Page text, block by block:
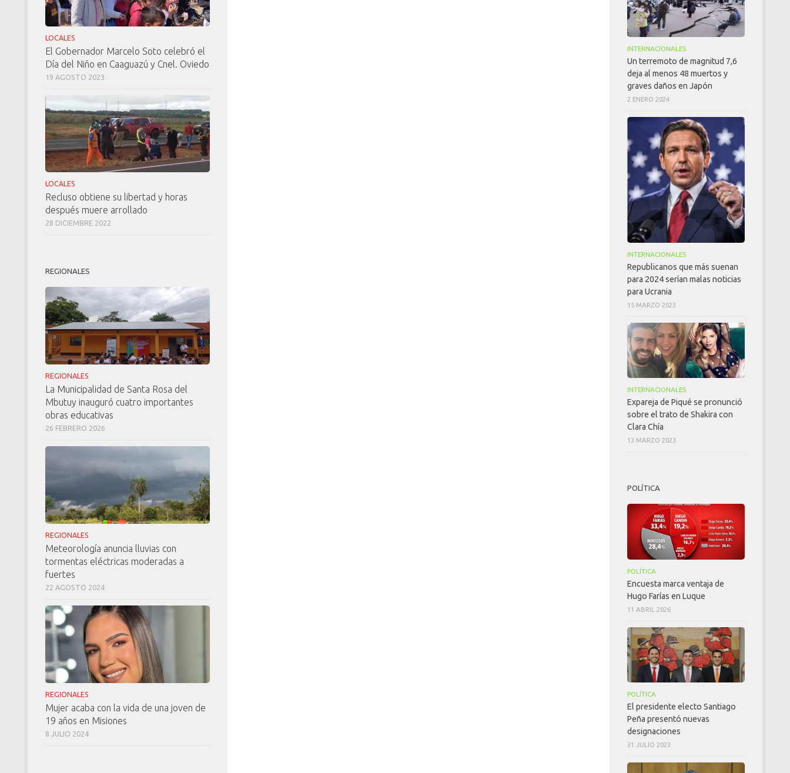
LOCALES
El Gobernador Marcelo Soto celebró el
Día del Niño en Caaguazú y Cnel. Oviedo
19 AGOSTO 2023
LOCALES
Recluso obtiene su libertad y horas
después muere arrollado
28 DICIEMBRE 2022
REGIONALES
REGIONALES
La Municipalidad de Santa Rosa del
Mbutuy inauguró cuatro importantes
obras educativas
26 FEBRERO 2026
REGIONALES
Meteorología anuncia lluvias con
tormentas eléctricas moderadas a
fuertes
22 AGOSTO 2024
REGIONALES
Mujer acaba con la vida de una joven de
19 años en Misiones
8 JULIO 2024
INTERNACIONALES
Un terremoto de magnitud 7,6
deja al menos 48 muertos y
graves daños en Japón
2 ENERO 2024
INTERNACIONALES
Republicanos que más suenan
para 2024 serían malas noticias
para Ucrania
15 MARZO 2023
INTERNACIONALES
Expareja de Piqué se pronunció
sobre el trato de Shakira con
Clara Chía
13 MARZO 2023
POLÍTICA
POLÍTICA
Encuesta marca ventaja de
Hugo Farías en Luque
11 ABRIL 2026
POLÍTICA
El presidente electo Santiago
Peña presentó nuevas
designaciones
31 JULIO 2023